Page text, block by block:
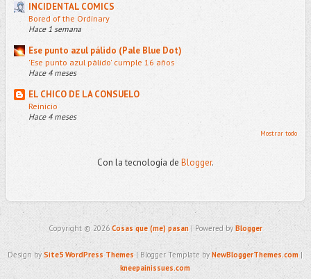
INCIDENTAL COMICS
Bored of the Ordinary
Hace 1 semana
Ese punto azul pálido (Pale Blue Dot)
'Ese punto azul pálido' cumple 16 años
Hace 4 meses
EL CHICO DE LA CONSUELO
Reinicio
Hace 4 meses
Mostrar todo
Con la tecnología de Blogger.
Copyright © 2026 Cosas que (me) pasan | Powered by Blogger
Design bySite5 WordPress Themes | Blogger Template byNewBloggerThemes.com |
kneepainissues.com